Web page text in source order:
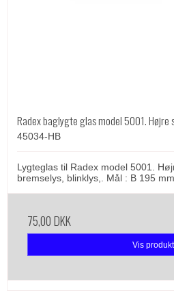
Radex baglygte glas model 5001. Højre
45034-HB
Lygteglas til Radex model 5001.
bremselys, blinklys,. Mål : B 195
75,00 DKK
Vis produkt